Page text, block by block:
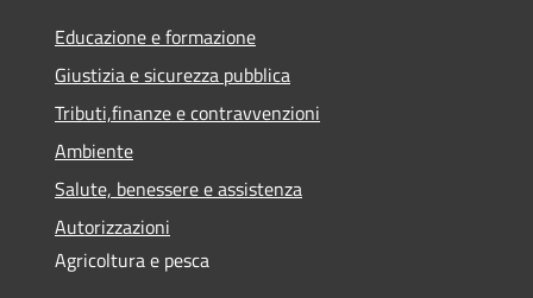
Educazione e formazione
Giustizia e sicurezza pubblica
Tributi,finanze e contravvenzioni
Ambiente
Salute, benessere e assistenza
Autorizzazioni
Agricoltura e pesca